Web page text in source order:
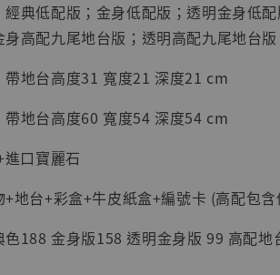
店內現貨】海賊王
達摩 [7STARS
經典低配版；金身低配版；透明金身低
身高配九尾地台版；透明高配九尾地台版
帶地台高度31 寬度21 深度21 cm
帶地台高度60 寬度54 深度54 cm
口寶麗石
+地台+彩盒+牛皮紙盒+編號卡 (高配包
色188 金身版158 透明金身版 99 高配地